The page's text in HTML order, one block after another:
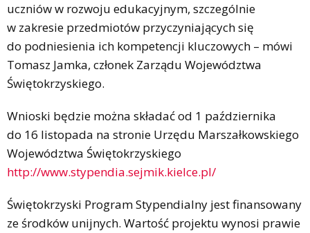
uczniów w rozwoju edukacyjnym, szczególnie
w zakresie przedmiotów przyczyniających się
do podniesienia ich kompetencji kluczowych – mówi
Tomasz Jamka, członek Zarządu Województwa
Świętokrzyskiego.
Wnioski będzie można składać od 1 października
do 16 listopada na stronie Urzędu Marszałkowskiego
Województwa Świętokrzyskiego
http://www.stypendia.sejmik.kielce.pl/
Świętokrzyski Program Stypendialny jest finansowany
ze środków unijnych. Wartość projektu wynosi prawie